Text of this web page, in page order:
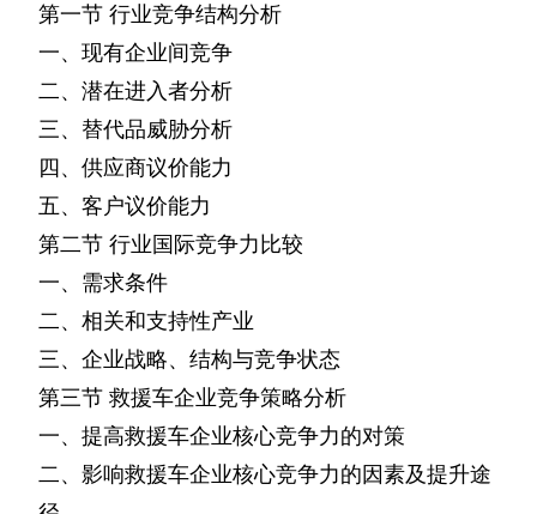
第一节 行业竞争结构分析
一、现有企业间竞争
二、潜在进入者分析
三、替代品威胁分析
四、供应商议价能力
五、客户议价能力
第二节 行业国际竞争力比较
一、需求条件
二、相关和支持性产业
三、企业战略、结构与竞争状态
第三节 救援车企业竞争策略分析
一、提高救援车企业核心竞争力的对策
二、影响救援车企业核心竞争力的因素及提升途